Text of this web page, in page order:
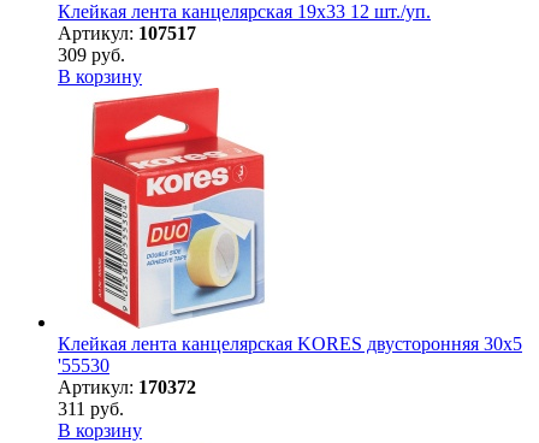
Клейкая лента канцелярская 19х33 12 шт./уп.
Артикул: 107517
309 руб.
В корзину
Клейкая лента канцелярская KORES двусторонняя 30х5
'55530
Артикул: 170372
311 руб.
В корзину